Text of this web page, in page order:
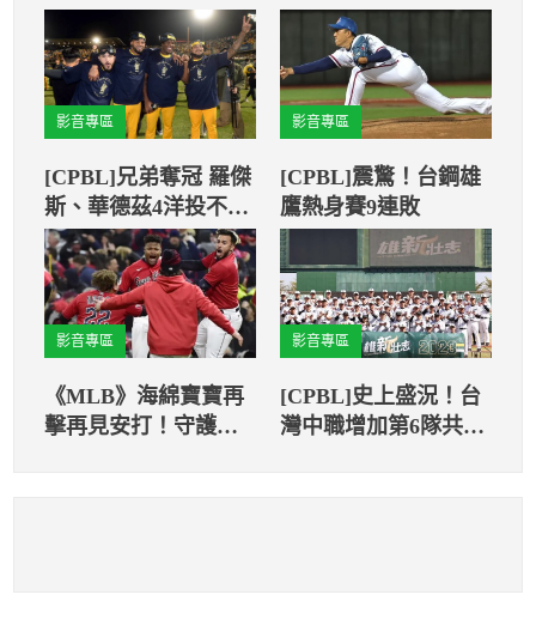
影音專區
[CPBL]兄弟奪冠 羅傑
斯、華德茲4洋投不捨
離台
影音專區
[CPBL]震驚！台鋼雄
鷹熱身賽9連敗
影音專區
《MLB》海綿寶寶再
擊再見安打！守護者
影音專區
[CPBL]史上盛況！台
灣中職增加第6隊共有